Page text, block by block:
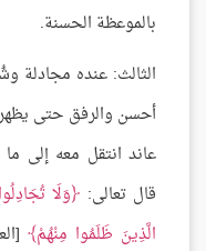
بالموعظة الحسنة.
الثالث: عنده مجادلة
أحسن والرفق حتى
عاند انتقل معه إلى
قال تعالى:
وَلَا
الَّذِينَ ظَلَمُوا مِنْهُمْ